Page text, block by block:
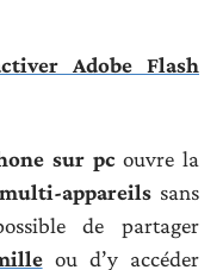
Adobe Flash
sur pc ouvre la
appareilssans
de partager
ou d’y accéder